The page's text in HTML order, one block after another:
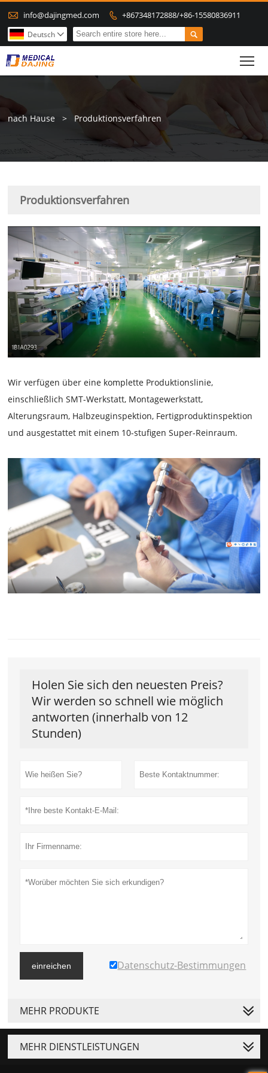
 info@dajingmed.com  +867348172888/+86-15580836911

Deutsch 
nach Hause > Produktionsverfahren
Produktionsverfahren
Wir verfügen über eine komplette Produktionslinie,
einschließlich SMT-Werkstatt, Montagewerkstatt,
Alterungsraum, Halbzeuginspektion, Fertigproduktinspektion
und ausgestattet mit einem 10-stufigen Super-Reinraum.
Holen Sie sich den neuesten Preis?
Wir werden so schnell wie möglich
antworten (innerhalb von 12
Stunden)
einreichen Datenschutz-Bestimmungen
MEHR PRODUKTE
MEHR DIENSTLEISTUNGEN